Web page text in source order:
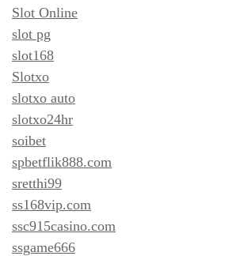
Slot Online
slot pg
slot168
Slotxo
slotxo auto
slotxo24hr
soibet
spbetflik888.com
sretthi99
ss168vip.com
ssc915casino.com
ssgame666